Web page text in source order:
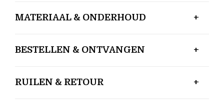
MATERIAAL & ONDERHOUD
BESTELLEN & ONTVANGEN
RUILEN & RETOUR